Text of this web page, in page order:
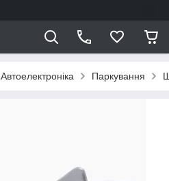
Автоелектроніка Паркування